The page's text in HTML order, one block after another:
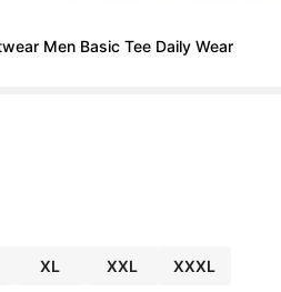
Men Basic Tee Daily Wear
XL XXL XXXL